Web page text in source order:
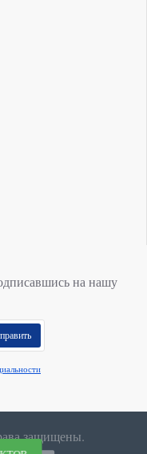
на нашу
защищены.